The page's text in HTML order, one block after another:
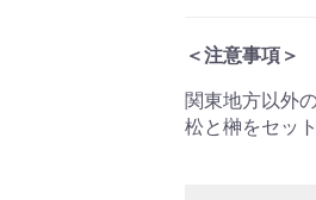
＜注意事項＞
関東地方以外
松と榊をセッ